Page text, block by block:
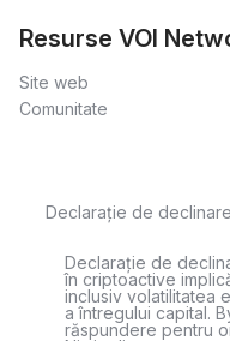
Resurse VOI
Site web
Comunitate
Declarație de
Declarație de
în criptoactive
inclusiv volatilitatea
a întregului capital.
răspundere pentru